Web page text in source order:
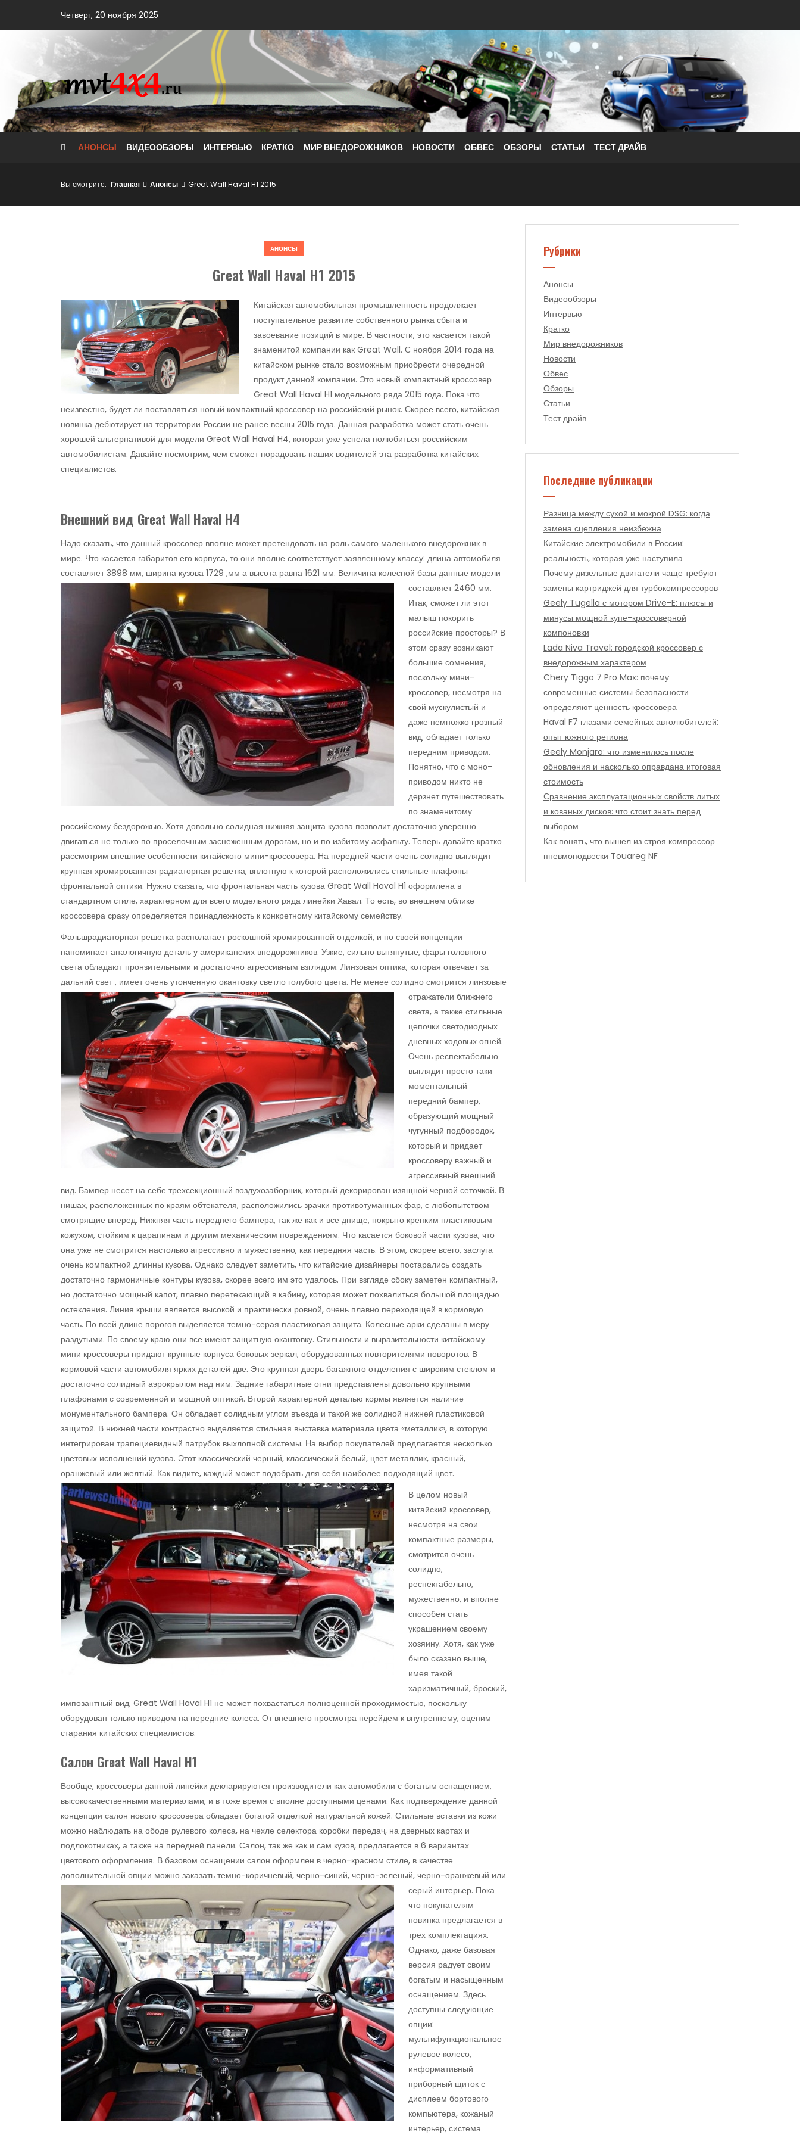
content
Четверг, 20 ноября 2025
АНОНСЫ ВИДЕООБЗОРЫ ИНТЕРВЬЮ КРАТКО МИР ВНЕДОРОЖНИКОВ НОВОСТИ ОБВЕС ОБЗОРЫ СТАТЬИ ТЕСТ ДРАЙВ
Вы смотрите: Главная Анонсы Great Wall Haval H1 2015
АНОНСЫ
Great Wall Haval H1 2015
Китайская автомобильная промышленность продолжает
поступательное развитие собственного рынка сбыта и
завоевание позиций в мире. В частности, это касается такой
знаменитой компании как Great Wall. С ноября 2014 года на
китайском рынке стало возможным приобрести очередной
продукт данной компании. Это новый компактный кроссовер
Great Wall Haval H1 модельного ряда 2015 года. Пока что
неизвестно, будет ли поставляться новый компактный кроссовер на российский рынок. Скорее всего, китайская
новинка дебютирует на территории России не ранее весны 2015 года. Данная разработка может стать очень
хорошей альтернативой для модели Great Wall Haval H4, которая уже успела полюбиться российским
автомобилистам. Давайте посмотрим, чем сможет порадовать наших водителей эта разработка китайских
специалистов.
Внешний вид Great Wall Haval H4
Надо сказать, что данный кроссовер вполне может претендовать на роль самого маленького внедорожник в
мире. Что касается габаритов его корпуса, то они вполне соответствует заявленному классу: длина автомобиля
составляет 3898 мм, ширина кузова 1729 ,мм а высота равна 1621 мм. Величина колесной базы данные модели
составляет 2460 мм.
Итак, сможет ли этот
малыш покорить
российские просторы? В
этом сразу возникают
большие сомнения,
поскольку мини-
кроссовер, несмотря на
свой мускулистый и
даже немножко грозный
вид, обладает только
передним приводом.
Понятно, что с моно-
приводом никто не
дерзнет путешествовать
по знаменитому
российскому бездорожью. Хотя довольно солидная нижняя защита кузова позволит достаточно уверенно
двигаться не только по проселочным заснеженным дорогам, но и по избитому асфальту. Теперь давайте кратко
рассмотрим внешние особенности китайского мини-кроссовера. На передней части очень солидно выглядит
крупная хромированная радиаторная решетка, вплотную к которой расположились стильные плафоны
фронтальной оптики. Нужно сказать, что фронтальная часть кузова Great Wall Haval H1 оформлена в
стандартном стиле, характерном для всего модельного ряда линейки Хавал. То есть, во внешнем облике
кроссовера сразу определяется принадлежность к конкретному китайскому семейству.
Фальшрадиаторная решетка располагает роскошной хромированной отделкой, и по своей концепции
напоминает аналогичную деталь у американских внедорожников. Узкие, сильно вытянутые, фары головного
света обладают пронзительными и достаточно агрессивным взглядом. Линзовая оптика, которая отвечает за
дальний свет , имеет очень утонченную окантовку светло голубого цвета. Не менее солидно смотрится линзовые
отражатели ближнего
света, а также стильные
цепочки светодиодных
дневных ходовых огней.
Очень респектабельно
выглядит просто таки
моментальный
передний бампер,
образующий мощный
чугунный подбородок,
который и придает
кроссоверу важный и
агрессивный внешний
вид. Бампер несет на себе трехсекционный воздухозаборник, который декорирован изящной черной сеточкой. В
нишах, расположенных по краям обтекателя, расположились зрачки противотуманных фар, с любопытством
смотрящие вперед. Нижняя часть переднего бампера, так же как и все днище, покрыто крепким пластиковым
кожухом, стойким к царапинам и другим механическим повреждениям. Что касается боковой части кузова, что
она уже не смотрится настолько агрессивно и мужественно, как передняя часть. В этом, скорее всего, заслуга
очень компактной длинны кузова. Однако следует заметить, что китайские дизайнеры постарались создать
достаточно гармоничные контуры кузова, скорее всего им это удалось. При взгляде сбоку заметен компактный,
но достаточно мощный капот, плавно перетекающий в кабину, которая может похвалиться большой площадью
остекления. Линия крыши является высокой и практически ровной, очень плавно переходящей в кормовую
часть. По всей длине порогов выделяется темно-серая пластиковая защита. Колесные арки сделаны в меру
раздутыми. По своему краю они все имеют защитную окантовку. Стильности и выразительности китайскому
мини кроссоверы придают крупные корпуса боковых зеркал, оборудованных повторителями поворотов. В
кормовой части автомобиля ярких деталей две. Это крупная дверь багажного отделения с широким стеклом и
достаточно солидный аэрокрылом над ним. Задние габаритные огни представлены довольно крупными
плафонами с современной и мощной оптикой. Второй характерной деталью кормы является наличие
монументального бампера. Он обладает солидным углом въезда и такой же солидной нижней пластиковой
защитой. В нижней части контрастно выделяется стильная выставка материала цвета «металлик», в которую
интегрирован трапециевидный патрубок выхлопной системы. На выбор покупателей предлагается несколько
цветовых исполнений кузова. Этот классический черный, классический белый, цвет металлик, красный,
оранжевый или желтый. Как видите, каждый может подобрать для себя наиболее подходящий цвет.
В целом новый
китайский кроссовер,
несмотря на свои
компактные размеры,
смотрится очень
солидно,
респектабельно,
мужественно, и вполне
способен стать
украшением своему
хозяину. Хотя, как уже
было сказано выше,
имея такой
харизматичный, броский,
импозантный вид, Great Wall Haval H1 не может похвастаться полноценной проходимостью, поскольку
оборудован только приводом на передние колеса. От внешнего просмотра перейдем к внутреннему, оценим
старания китайских специалистов.
Салон Great Wall Haval H1
Вообще, кроссоверы данной линейки декларируются производители как автомобили с богатым оснащением,
высококачественными материалами, и в тоже время с вполне доступными ценами. Как подтверждение данной
концепции салон нового кроссовера обладает богатой отделкой натуральной кожей. Стильные вставки из кожи
можно наблюдать на ободе рулевого колеса, на чехле селектора коробки передач, на дверных картах и
подлокотниках, а также на передней панели. Салон, так же как и сам кузов, предлагается в 6 вариантах
цветового оформления. В базовом оснащении салон оформлен в черно-красном стиле, в качестве
дополнительной опции можно заказать темно-коричневый, черно-синий, черно-зеленый, черно-оранжевый или
серый интерьер. Пока
что покупателям
новинка предлагается в
трех комплектациях.
Однако, даже базовая
версия радует своим
богатым и насыщенным
оснащением. Здесь
доступны следующие
опции:
мультифункциональное
рулевое колесо,
информативный
приборный щиток с
дисплеем бортового
компьютера, кожаный
интерьер, система
Рубрики
Анонсы
Видеообзоры
Интервью
Кратко
Мир внедорожников
Новости
Обвес
Обзоры
Статьи
Тест драйв
Последние публикации
Разница между сухой и мокрой DSG: когда
замена сцепления неизбежна
Китайские электромобили в России:
реальность, которая уже наступила
Почему дизельные двигатели чаще требуют
замены картриджей для турбокомпрессоров
Geely Tugella с мотором Drive-E: плюсы и
минусы мощной купе-кроссоверной
компоновки
Lada Niva Travel: городской кроссовер с
внедорожным характером
Chery Tiggo 7 Pro Max: почему
современные системы безопасности
определяют ценность кроссовера
Haval F7 глазами семейных автолюбителей:
опыт южного региона
Geely Monjaro: что изменилось после
обновления и насколько оправдана итоговая
стоимость
Сравнение эксплуатационных свойств литых
и кованых дисков: что стоит знать перед
выбором
Как понять, что вышел из строя компрессор
пневмоподвески Touareg NF